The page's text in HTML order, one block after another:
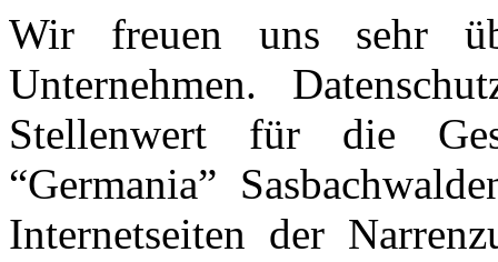
Wir freuen uns sehr
Unternehmen.
Stellenwert für die
“Germania”
Internetseiten der